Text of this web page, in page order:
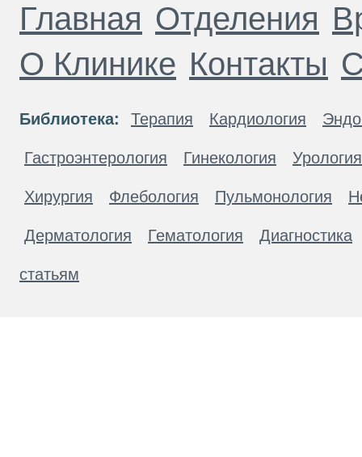
Главная Отделения
О Клинике Контакты
Библиотека: Терапия Кардиология
Гастроэнтерология Гинекология Урология
Хирургия Флебология Пульмонология
Дерматология Гематология Диагностика
статьям